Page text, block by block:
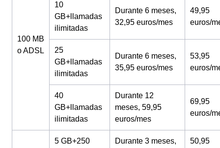
100 MB
o ADSL
10
GB+llamadas
ilimitadas
Durante 6 meses,
32,95 euros/mes
49,95
euros/
25
GB+llamadas
ilimitadas
Durante 6 meses,
35,95 euros/mes
53,95
euros/
40
GB+llamadas
ilimitadas
Durante 12
meses, 59,95
euros/mes
69,95
euros/
5 GB+250 Durante 3 meses, 50,95